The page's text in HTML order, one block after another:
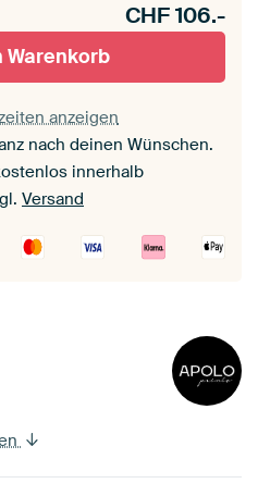
CHF106.-
Warenkorb
anzeigen
nach deinen Wünschen.
innerhalb
Versand